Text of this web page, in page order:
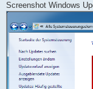
Screenshot Windows